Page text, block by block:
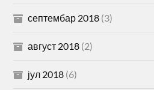
септембар 2018 (3)
август 2018 (2)
јул 2018 (6)